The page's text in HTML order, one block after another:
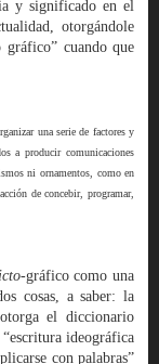
y significado en el
otorgándole
gráfico” cuando que
una serie de factores y
a producir comunicaciones
ni ornamentos, como en
de concebir, programar,
-gráfico como una
cosas, a saber: la
el diccionario
ideográfica
con palabras”